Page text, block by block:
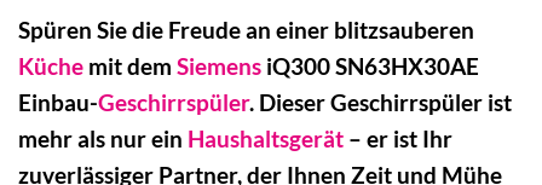
Spüren Sie die Freude an einer blitzsauberen
Küche mit dem Siemens iQ300 SN63HX30AE
Einbau-Geschirrspüler. Dieser Geschirrspüler ist
mehr als nur ein Haushaltsgerät – er ist Ihr
zuverlässiger Partner, der Ihnen Zeit und Mühe